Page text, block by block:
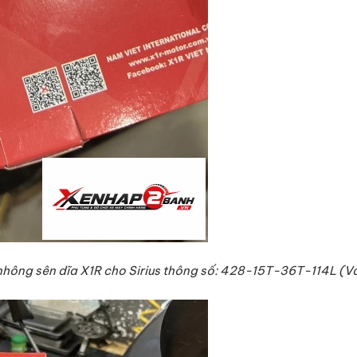
sên dĩa X1R cho Sirius thông số: 428-15T-36T-114L